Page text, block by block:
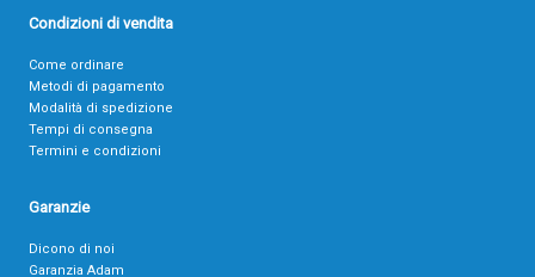
Condizioni di vendita
Come ordinare
Metodi di pagamento
Modalità di spedizione
Tempi di consegna
Termini e condizioni
Garanzie
Dicono di noi
Garanzia Adam